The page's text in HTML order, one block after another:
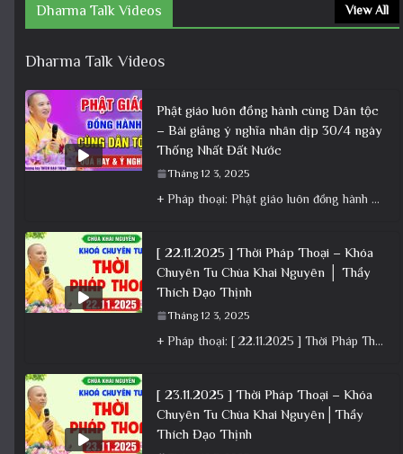
Dharma Talk Videos View All
Dharma Talk Videos
Phật giáo luôn đồng hành cùng Dân tộc
– Bài giảng ý nghĩa nhân dịp 30/4 ngày
Thống Nhất Đất Nước
Tháng 12 3, 2025
+ Pháp thoại: Phật giáo luôn đồng hành cùng Dân tộc – Bài giảng ý nghĩa nhân dịp 30/4 ngày
[ 22.11.2025 ] Thời Pháp Thoại – Khóa
Chuyên Tu Chùa Khai Nguyên │ Thầy
Thích Đạo Thịnh
Tháng 12 3, 2025
+ Pháp thoại: [ 22.11.2025 ] Thời Pháp Thoại – Khóa Chuyên Tu Chùa Khai Nguyên │ Thầy Thích Đạo
[ 23.11.2025 ] Thời Pháp Thoại – Khóa
Chuyên Tu Chùa Khai Nguyên│Thầy
Thích Đạo Thịnh